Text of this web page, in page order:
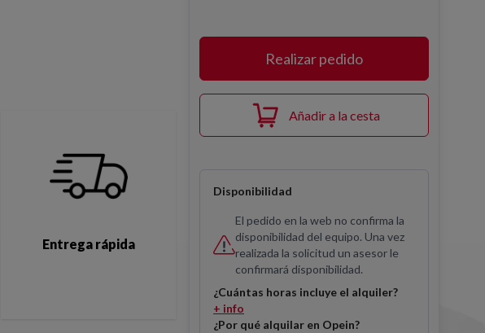
Entrega rápida
Realizar pedido
Añadir a la cesta
Disponibilidad
El pedido en la web no confirma la
disponibilidad del equipo. Una vez
realizada la solicitud un asesor le
confirmará disponibilidad.
¿Cuántas horas incluye el alquiler?
+ info
¿Por qué alquilar en Opein?